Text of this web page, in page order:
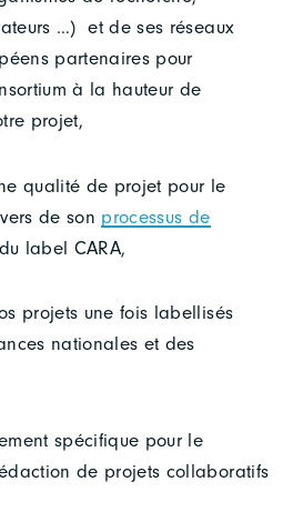
…) et de ses réseaux
partenaires pour
à la hauteur de
projet,
qualité de projet pour le
de son processus de
label CARA,
projets une fois labellisés
nationales et des
spécifique pour le
de projets collaboratifs